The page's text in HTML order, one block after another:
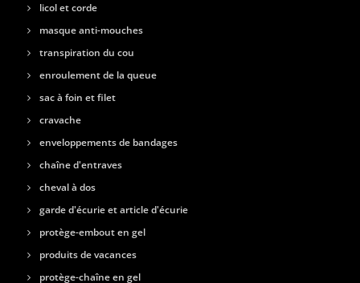
licol et corde
masque anti-mouches
transpiration du cou
enroulement de la queue
sac à foin et filet
cravache
enveloppements de bandages
chaîne d'entraves
cheval à dos
garde d'écurie et article d'écurie
protège-embout en gel
produits de vacances
protège-chaîne en gel